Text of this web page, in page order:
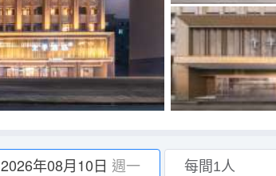
2026年08月10日 週一